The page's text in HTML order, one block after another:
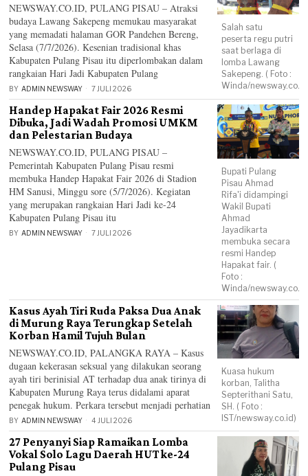
Salah satu
peserta regu putri
saat berlaga di
lomba Lawang
Sakepeng. ( Foto :
Winda/
NEWSWAY.CO.ID, PULANG PISAU – Atraksi
budaya Lawang Sakepeng memukau masyarakat
yang memadati halaman GOR Pandehen Bereng,
Selasa (7/7/2026). Kesenian tradisional khas
Kabupaten Pulang Pisau itu diperlombakan dalam
rangkaian Hari Jadi Kabupaten Pulang
BY ADMIN NEWSWAY 7 JULI 2026
Bupati Pulang
Pisau Ahmad
Rifa'i didampingi
Wakil Bupati
Ahmad
Jayadikarta
membuka secara
resmi Handep
Hapakat fair. (
Foto :
Winda/
Handep Hapakat Fair 2026 Resmi
Dibuka, Jadi Wadah Promosi UMKM
dan Pelestarian Budaya
NEWSWAY.CO.ID, PULANG PISAU –
Pemerintah Kabupaten Pulang Pisau resmi
membuka Handep Hapakat Fair 2026 di Stadion
HM Sanusi, Minggu sore (5/7/2026). Kegiatan
yang merupakan rangkaian Hari Jadi ke-24
Kabupaten Pulang Pisau itu
BY ADMIN NEWSWAY 7 JULI 2026
Kuasa hukum
korban, Talitha
Septerithani Satu,
SH. ( Foto :
IST/newsway.co.id)
Kasus Ayah Tiri Ruda Paksa Dua Anak
di Murung Raya Terungkap Setelah
Korban Hamil Tujuh Bulan
NEWSWAY.CO.ID, PALANGKA RAYA – Kasus
dugaan kekerasan seksual yang dilakukan seorang
ayah tiri berinisial AT terhadap dua anak tirinya di
Kabupaten Murung Raya terus didalami aparat
penegak hukum. Perkara tersebut menjadi perhatian
BY ADMIN NEWSWAY 4 JULI 2026
27 Penyanyi Siap Ramaikan Lomba
Vokal Solo Lagu Daerah HUT ke-24
Pulang Pisau